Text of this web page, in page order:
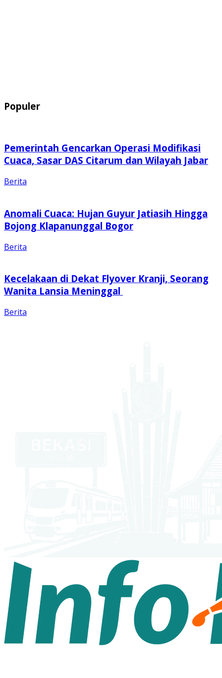
Populer
Pemerintah Gencarkan Operasi Modifikasi
Cuaca, Sasar DAS Citarum dan Wilayah Jabar
Berita
Anomali Cuaca: Hujan Guyur Jatiasih Hingga
Bojong Klapanunggal Bogor
Berita
Kecelakaan di Dekat Flyover Kranji, Seorang
Wanita Lansia Meninggal
Berita